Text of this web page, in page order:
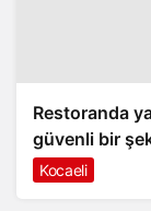
Restoranda
güvenli bir
Kocaeli